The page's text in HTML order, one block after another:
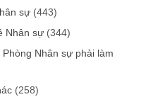
sự (443)
Nhân sự (344)
Nhân sự phải làm
(258)